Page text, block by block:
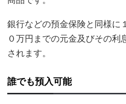
銀行などの預金保険と同様に
０万円までの元金及びその利
されます。
誰でも預入可能